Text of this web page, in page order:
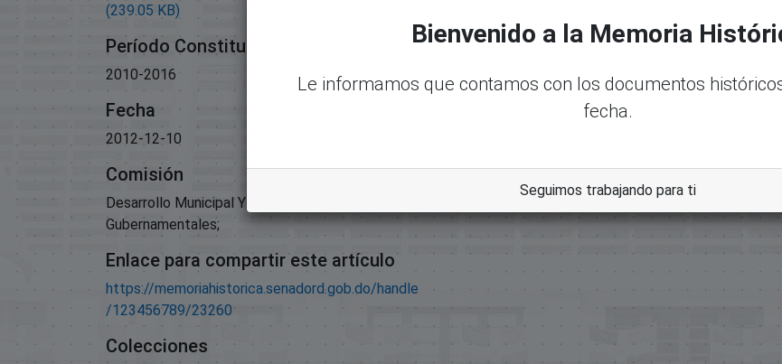
(239.05 KB)
Período Constitucional
2010-2016
Fecha
2012-12-10
Comisión
Desarrollo Municipal Y Organizaciones No
Gubernamentales;
Enlace para compartir este artículo
https://memoriahistorica.senadord.gob.do/handle
/123456789/23260
Colecciones
Bienvenido a la Memoria
Le informamos que contamos con los documentos
fecha.
Seguimos trabajando para ti